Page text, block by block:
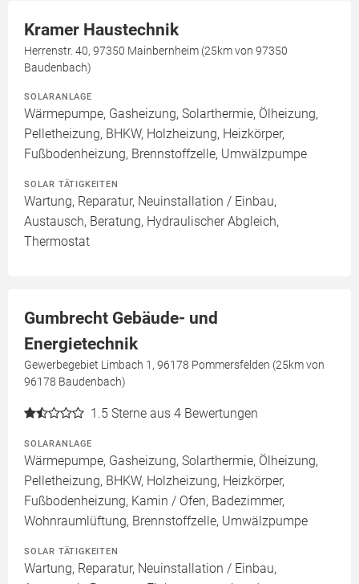
Kramer Haustechnik
Herrenstr. 40, 97350 Mainbernheim (25km von 97350
Baudenbach)
SOLARANLAGE
Wärmepumpe, Gasheizung, Solarthermie, Ölheizung,
Pelletheizung, BHKW, Holzheizung, Heizkörper,
Fußbodenheizung, Brennstoffzelle, Umwälzpumpe
SOLAR TÄTIGKEITEN
Wartung, Reparatur, Neuinstallation / Einbau,
Austausch, Beratung, Hydraulischer Abgleich,
Thermostat
Gumbrecht Gebäude- und
Energietechnik
Gewerbegebiet Limbach 1, 96178 Pommersfelden (25km von
96178 Baudenbach)
1.5 Sterne aus 4 Bewertungen
SOLARANLAGE
Wärmepumpe, Gasheizung, Solarthermie, Ölheizung,
Pelletheizung, BHKW, Holzheizung, Heizkörper,
Fußbodenheizung, Kamin / Ofen, Badezimmer,
Wohnraumlüftung, Brennstoffzelle, Umwälzpumpe
SOLAR TÄTIGKEITEN
Wartung, Reparatur, Neuinstallation / Einbau,